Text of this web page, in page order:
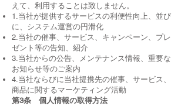
えて、利用することは致しません。
1.当社が提供するサービスの利便性向上、並び
に、システム運営の円滑化
2.当社の催事、サービス、キャンペーン、プレ
ゼント等の告知、紹介
3.当社からの公告、メンテナンス情報、重要な
お知らせ等のご案内
4.当社ならびに当社提携先の催事、サービス、
商品に関するマーケティング活動
第3条 個人情報の取得方法